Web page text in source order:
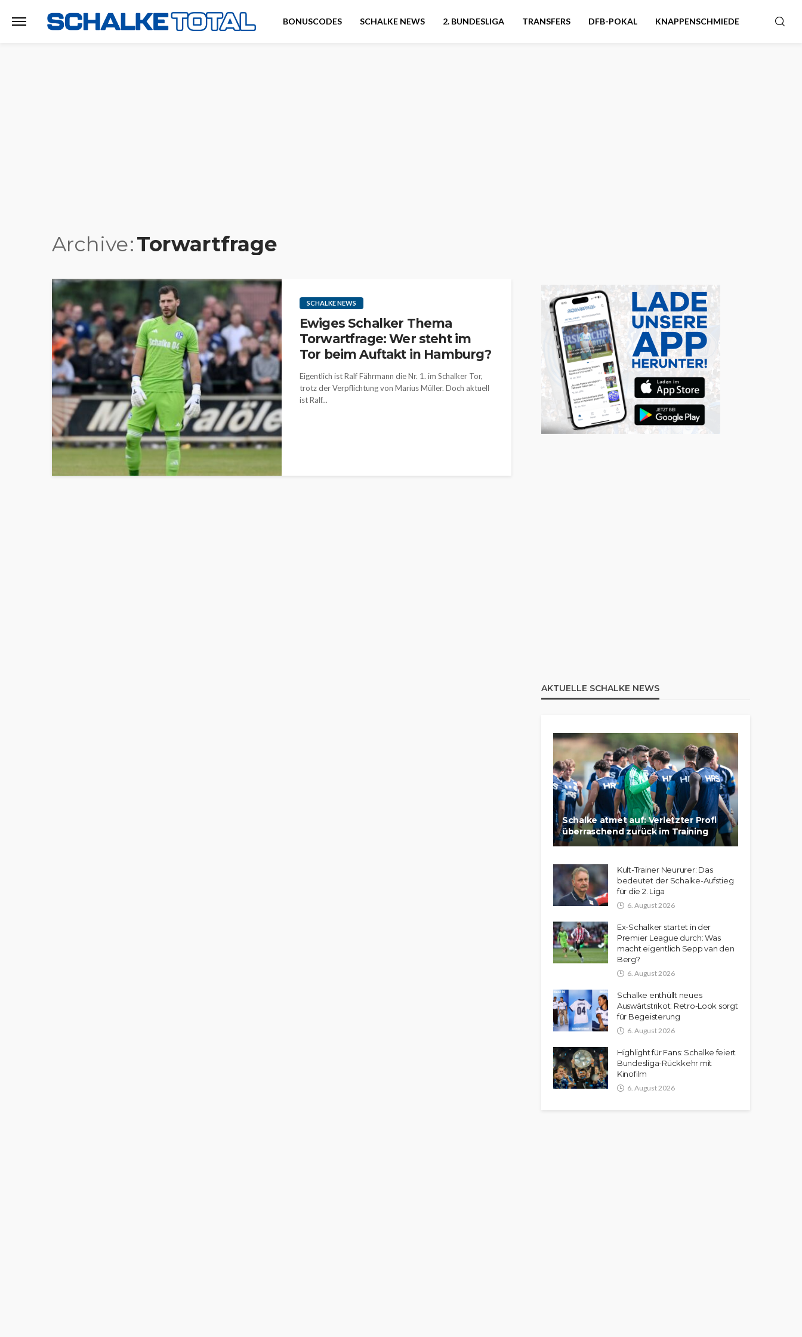
BONUSCODES SCHALKE NEWS 2. BUNDESLIGA TRANSFERS DFB-POKAL KNAPPENSCHMIEDE
Archive Torwartfrage
SCHALKE NEWS
Ewiges Schalker Thema
Torwartfrage: Wer steht im
Tor beim Auftakt in Hamburg?
Eigentlich ist Ralf Fährmann die Nr. 1. im Schalker Tor,
trotz der Verpflichtung von Marius Müller. Doch aktuell
ist Ralf...
AKTUELLE SCHALKE NEWS
Schalke atmet auf: Verletzter Profi
überraschend zurück im Training
Kult-Trainer Neururer: Das
bedeutet der Schalke-Aufstieg
für die 2. Liga
6. August 2026
Ex-Schalker startet in der
Premier League durch: Was
macht eigentlich Sepp van den
Berg?
6. August 2026
Schalke enthüllt neues
Auswärtstrikot: Retro-Look sorgt
für Begeisterung
6. August 2026
Highlight für Fans: Schalke feiert
Bundesliga-Rückkehr mit
Kinofilm
6. August 2026